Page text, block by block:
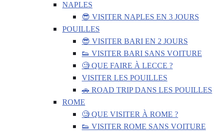
NAPLES
😎 VISITER NAPLES EN 3 JOURS
POUILLES
😎 VISITER BARI EN 2 JOURS
👟 VISITER BARI SANS VOITURE
🧐 QUE FAIRE À LECCE ?
VISITER LES POUILLES
🚗 ROAD TRIP DANS LES POUILLES
ROME
🧐 QUE VISITER À ROME ?
👟 VISITER ROME SANS VOITURE